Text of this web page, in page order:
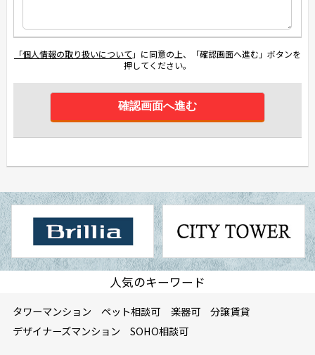
「個人情報の取り扱いについて 」に同意の上、「確認画面へ進む」ボタンを
押してください。
人気のキーワード
タワーマンション ペット相談可 楽器可
分譲賃貸
デザイナーズマンション
SOHO相談可